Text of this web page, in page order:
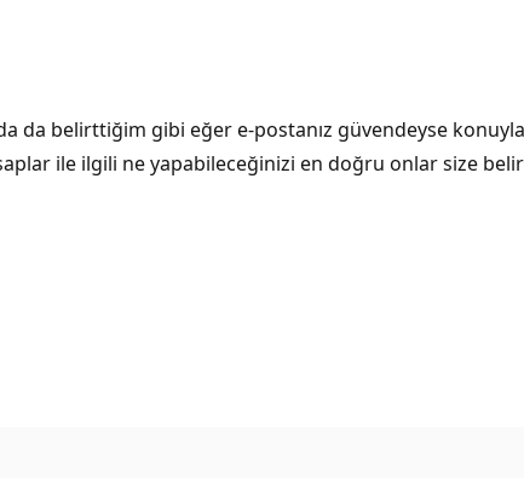
da belirttiğim gibi eğer e-postanız güvendeyse
ile ilgili ne yapabileceğinizi en doğru onlar size